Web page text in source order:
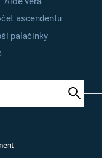
ascendentu
palačinky